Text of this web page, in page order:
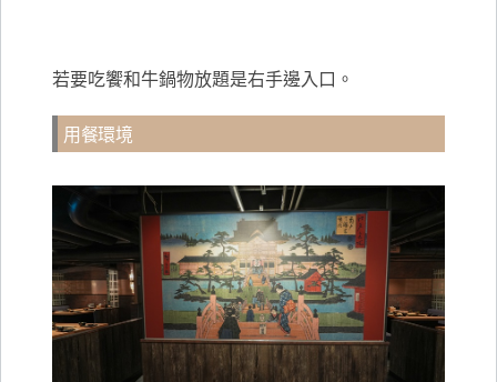
若要吃饗和牛鍋物放題是右手邊入口。
用餐環境